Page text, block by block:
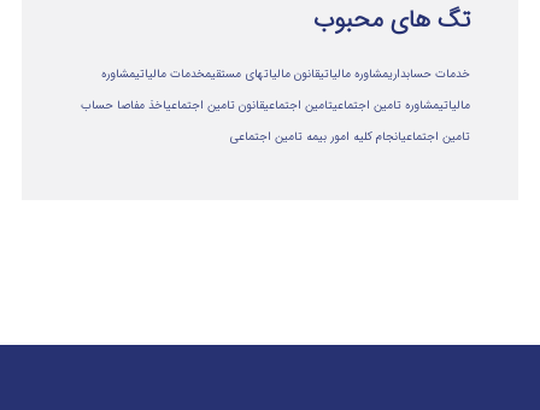
تگ های محبوب
خدمات حسابداریمشاوره مالیاتیقانون مالیاتهای مستقیمخدمات مالیاتیمشاوره
مالياتيمشاوره تامین اجتماعیتامین اجتماعیقانون تامین اجتماعیاخذ مفاصا حساب
تامین اجتماعیانجام کلیه امور بیمه تامین اجتماعی